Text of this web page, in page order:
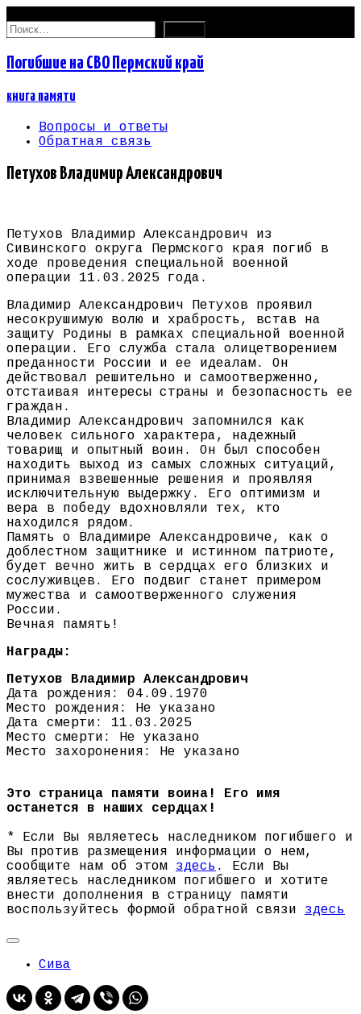
Найти:
Погибшие на СВО Пермский край
книга памяти
Вопросы и ответы
Обратная связь
Петухов Владимир Александрович
Петухов Владимир Александрович из
Сивинского округа Пермского края погиб в
ходе проведения специальной военной
операции 11.03.2025 года.
Владимир Александрович Петухов проявил
несокрушимую волю и храбрость, встав на
защиту Родины в рамках специальной военной
операции. Его служба стала олицетворением
преданности России и ее идеалам. Он
действовал решительно и самоотверженно,
отстаивая интересы страны и безопасность ее
граждан.
Владимир Александрович запомнился как
человек сильного характера, надежный
товарищ и опытный воин. Он был способен
находить выход из самых сложных ситуаций,
принимая взвешенные решения и проявляя
исключительную выдержку. Его оптимизм и
вера в победу вдохновляли тех, кто
находился рядом.
Память о Владимире Александровиче, как о
доблестном защитнике и истинном патриоте,
будет вечно жить в сердцах его близких и
сослуживцев. Его подвиг станет примером
мужества и самоотверженного служения
России.
Вечная память!
Награды:
Петухов Владимир Александрович
Дата рождения: 04.09.1970
Место рождения: Не указано
Дата смерти: 11.03.2025
Место смерти: Не указано
Место захоронения: Не указано
Это страница памяти воина! Его имя
останется в наших сердцах!
* Если Вы являетесь наследником погибшего и
Вы против размещения информации о нем,
сообщите нам об этом здесь . Если Вы
являетесь наследником погибшего и хотите
внести дополнения в страницу памяти
воспользуйтесь формой обратной связи здесь
Сива